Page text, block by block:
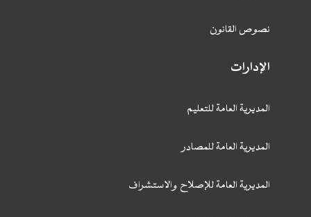
نصوص القانون
الإدارات
المديرية العامة للتعليم
المديرية العامة للمصادر
المديرية العامة للإصلاح والاستشراف